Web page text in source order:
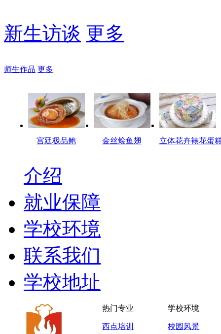
新生访谈 更多
师生作品 更多
宫廷极品鲍 金丝烩鱼翅 立体花卉裱花蛋
介绍
就业保障
学校环境
联系我们
学校地址
热门专业
西点培训
学校环境
校园风景